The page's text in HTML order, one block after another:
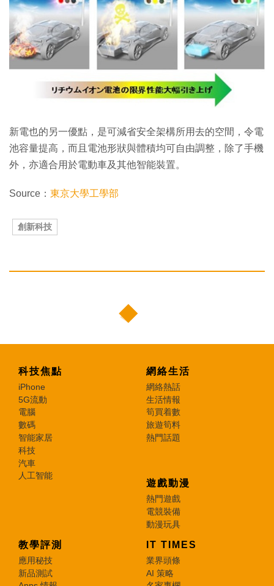
新電也的另一優點，是可減省安全架構所用去的空間，令電
池容量提高，而且電池形狀與體積均可自由調整，除了手機
外，亦適合用於電動車及其他智能裝置。
Source： 東京大學工學部
創新科技
科技焦點
iPhone
5G流動
電腦
數碼
智能家居
科技
汽車
人工智能
網絡生活
網絡熱話
生活情報
筍買着數
旅遊筍料
熱門話題
遊戲動漫
熱門遊戲
電競裝備
動漫玩具
教學評測
應用秘技
新品測試
IT TIMES
業界頭條
AI 策略